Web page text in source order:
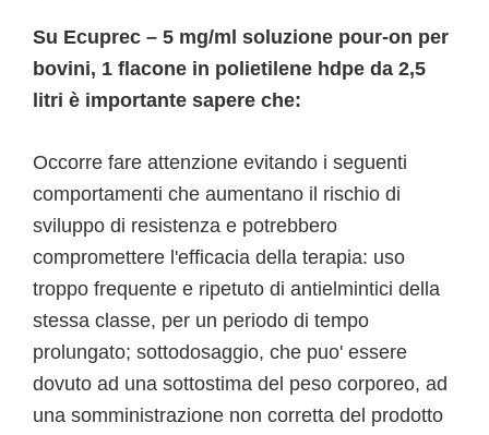
Su Ecuprec – 5 mg/ml soluzione pour-on per
bovini, 1 flacone in polietilene hdpe da 2,5
litri è importante sapere che:
Occorre fare attenzione evitando i seguenti
comportamenti che aumentano il rischio di
sviluppo di resistenza e potrebbero
compromettere l'efficacia della terapia: uso
troppo frequente e ripetuto di antielmintici della
stessa classe, per un periodo di tempo
prolungato; sottodosaggio, che puo' essere
dovuto ad una sottostima del peso corporeo, ad
una somministrazione non corretta del prodotto